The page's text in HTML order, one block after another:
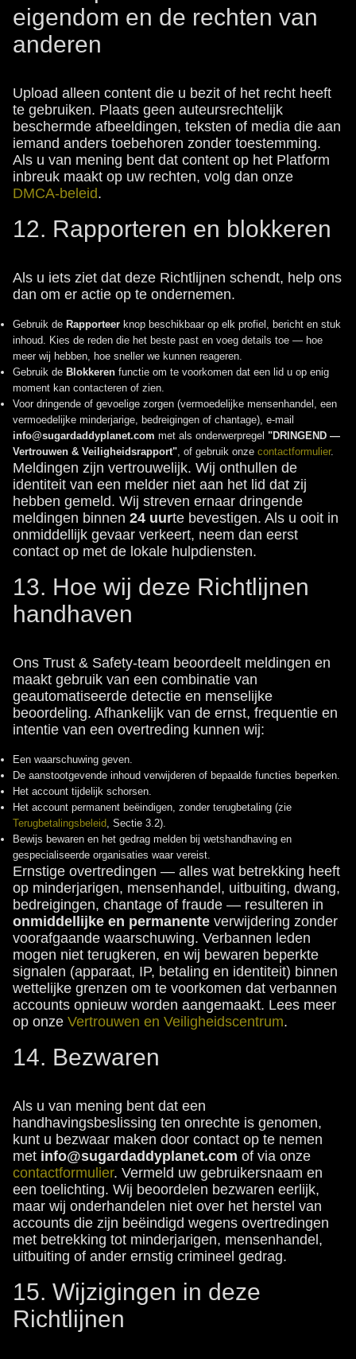
eigendom en de rechten van
anderen
Upload alleen content die u bezit of het recht heeft
te gebruiken. Plaats geen auteursrechtelijk
beschermde afbeeldingen, teksten of media die aan
iemand anders toebehoren zonder toestemming.
Als u van mening bent dat content op het Platform
inbreuk maakt op uw rechten, volg dan onze
DMCA-beleid.
12. Rapporteren en blokkeren
Als u iets ziet dat deze Richtlijnen schendt, help ons
dan om er actie op te ondernemen.
Gebruik de Rapporteer knop beschikbaar op elk profiel, bericht en stuk
inhoud. Kies de reden die het beste past en voeg details toe — hoe
meer wij hebben, hoe sneller we kunnen reageren.
Gebruik de Blokkeren functie om te voorkomen dat een lid u op enig
moment kan contacteren of zien.
Voor dringende of gevoelige zorgen (vermoedelijke mensenhandel, een
vermoedelijke minderjarige, bedreigingen of chantage), e-mail
info@sugardaddyplanet.com met als onderwerpregel "DRINGEND —
Vertrouwen & Veiligheidsrapport", of gebruik onze contactformulier.
Meldingen zijn vertrouwelijk. Wij onthullen de
identiteit van een melder niet aan het lid dat zij
hebben gemeld. Wij streven ernaar dringende
meldingen binnen 24 uurte bevestigen. Als u ooit in
onmiddellijk gevaar verkeert, neem dan eerst
contact op met de lokale hulpdiensten.
13. Hoe wij deze Richtlijnen
handhaven
Ons Trust & Safety-team beoordeelt meldingen en
maakt gebruik van een combinatie van
geautomatiseerde detectie en menselijke
beoordeling. Afhankelijk van de ernst, frequentie en
intentie van een overtreding kunnen wij:
Een waarschuwing geven.
De aanstootgevende inhoud verwijderen of bepaalde functies beperken.
Het account tijdelijk schorsen.
Het account permanent beëindigen, zonder terugbetaling (zie
Terugbetalingsbeleid, Sectie 3.2).
Bewijs bewaren en het gedrag melden bij wetshandhaving en
gespecialiseerde organisaties waar vereist.
Ernstige overtredingen — alles wat betrekking heeft
op minderjarigen, mensenhandel, uitbuiting, dwang,
bedreigingen, chantage of fraude — resulteren in
onmiddellijke en permanente verwijdering zonder
voorafgaande waarschuwing. Verbannen leden
mogen niet terugkeren, en wij bewaren beperkte
signalen (apparaat, IP, betaling en identiteit) binnen
wettelijke grenzen om te voorkomen dat verbannen
accounts opnieuw worden aangemaakt. Lees meer
op onze Vertrouwen en Veiligheidscentrum.
14. Bezwaren
Als u van mening bent dat een
handhavingsbeslissing ten onrechte is genomen,
kunt u bezwaar maken door contact op te nemen
met info@sugardaddyplanet.com of via onze
contactformulier. Vermeld uw gebruikersnaam en
een toelichting. Wij beoordelen bezwaren eerlijk,
maar wij onderhandelen niet over het herstel van
accounts die zijn beëindigd wegens overtredingen
met betrekking tot minderjarigen, mensenhandel,
uitbuiting of ander ernstig crimineel gedrag.
15. Wijzigingen in deze
Richtlijnen